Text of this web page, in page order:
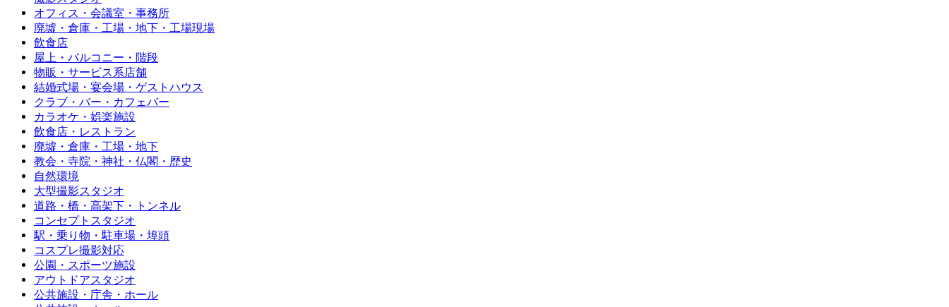
オフィス・会議室・事務所
廃墟・倉庫・工場・地下・工場現場
飲食店
屋上・バルコニー・階段
物販・サービス系店舗
結婚式場・宴会場・ゲストハウス
クラブ・バー・カフェバー
カラオケ・娯楽施設
飲食店・レストラン
廃墟・倉庫・工場・地下
教会・寺院・神社・仏閣・歴史
自然環境
大型撮影スタジオ
道路・橋・高架下・トンネル
コンセプトスタジオ
駅・乗り物・駐車場・埠頭
コスプレ撮影対応
公園・スポーツ施設
アウトドアスタジオ
公共施設・庁舎・ホール